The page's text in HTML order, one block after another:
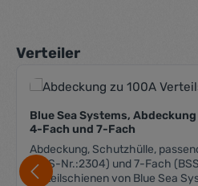
Produktgalerie überspringen
Verteiler
Blue Sea Systems,
4-Fach und 7-Fach
Abdeckung, Schutzhülle,
(BSS-Nr.:2304) und 7-Fach
Verteilschienen von Blue Sea